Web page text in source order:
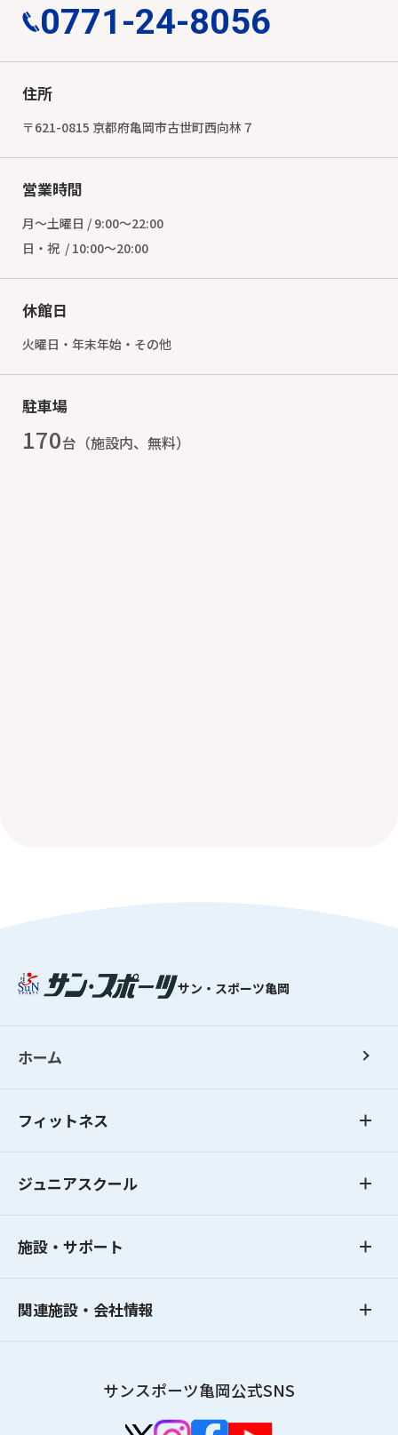
0771-24-8056
住所
〒621-0815 京都府亀岡市古世町西向林７
営業時間
月～土曜日 / 9:00～22:00
日・祝 / 10:00～20:00
休館日
火曜日・年末年始・その他
駐車場
170台（施設内、無料）
サン・スポーツ亀岡
ホーム
フィットネス
ジュニアスクール
施設・サポート
関連施設・会社情報
サンスポーツ亀岡公式SNS